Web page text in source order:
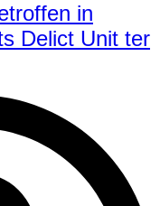
in
Delict Unit ter